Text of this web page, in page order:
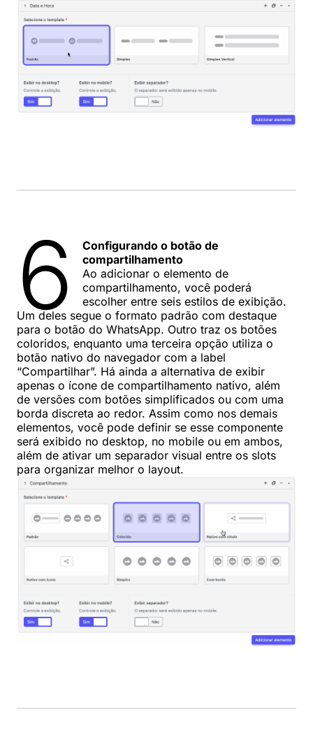
6
Configurando o botão de
compartilhamento
Ao adicionar o elemento de
compartilhamento, você poderá
escolher entre seis estilos de exibição.
Um deles segue o formato padrão com destaque
para o botão do WhatsApp. Outro traz os botões
coloridos, enquanto uma terceira opção utiliza o
botão nativo do navegador com a label
“Compartilhar”. Há ainda a alternativa de exibir
apenas o ícone de compartilhamento nativo, além
de versões com botões simplificados ou com uma
borda discreta ao redor. Assim como nos demais
elementos, você pode definir se esse componente
será exibido no desktop, no mobile ou em ambos,
além de ativar um separador visual entre os slots
para organizar melhor o layout.